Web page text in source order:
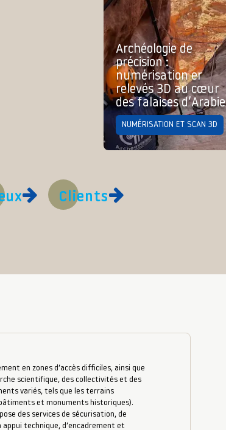
Archéologie de
précision :
numérisation er
relevés 3D au cœur
des falaises d’Arabie
NUMÉRISATION ET SCAN 3D
Clients
en zones d’accès difficiles, ainsi que
scientifique, des collectivités et des
variés, tels que les terrains
et monuments historiques).
des services de sécurisation, de
appui technique, d’encadrement et